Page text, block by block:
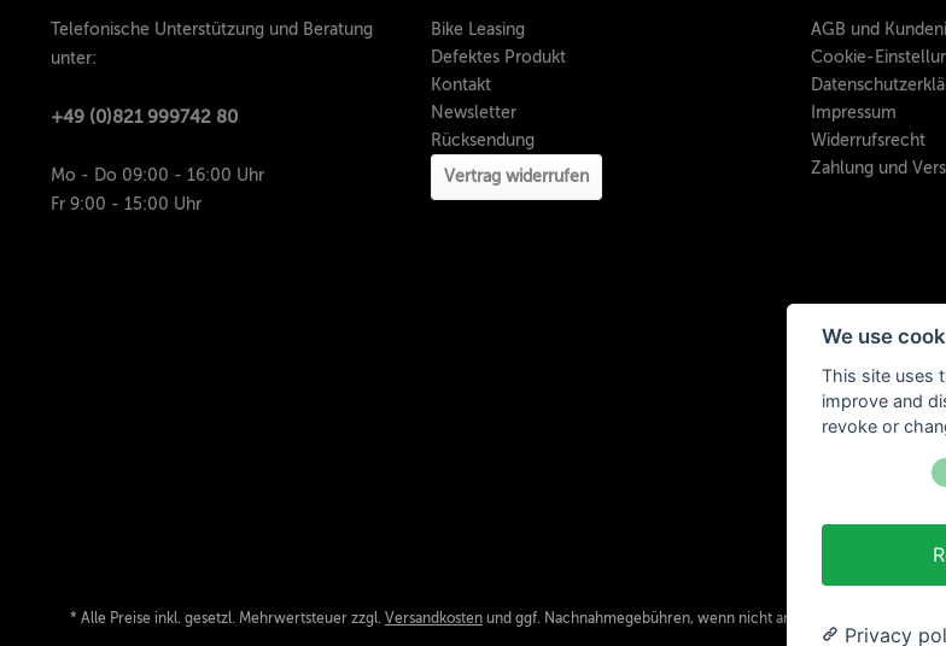
Telefonische Unterstützung und Beratung
unter:
+49 (0)821 999742 80
Mo - Do 09:00 - 16:00 Uhr
Fr 9:00 - 15:00 Uhr
Bike Leasing
Defektes Produkt
Kontakt
Newsletter
Rücksendung
Vertrag widerrufen
AGB und
Cookie-
Impressum
Widerrufsrecht
Zahlung und
* Alle Preise inkl. gesetzl. Mehrwertsteuer zzgl. Versandkosten und ggf. Nachnahmegebühren, wenn nicht anders beschrieben.
We use
This site uses
improve and
revoke or
Privacy